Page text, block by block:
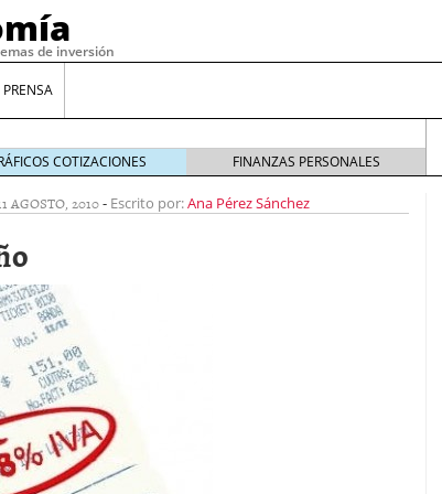
de inversión
¿Por qué el Préstamo Promotor privado
12 de diciembre de 2025
aprovechar esta opción para gestionar tus
de 2025
es una decisión financiera: cómo anticiparte
COTIZACIONES FINANZAS PERSONALES
AGOSTO, 2010- Escrito por:Ana Pérez Sánchez